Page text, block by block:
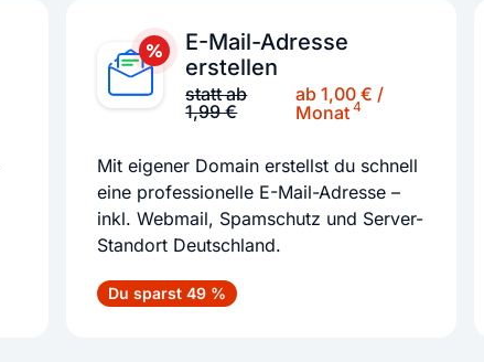
E-Mail-Adresse
erstellen
statt ab
1,99 €
ab 1,00 € /
Monat4
Mit eigener Domain erstellst du schnell
eine professionelle E-Mail-Adresse –
inkl. Webmail, Spamschutz und Server-
Standort Deutschland.
Du sparst 49 %